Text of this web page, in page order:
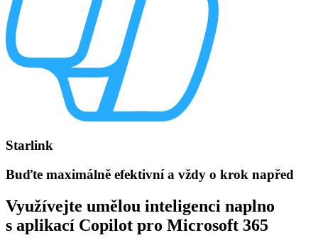
Starlink
Buďte maximálně efektivní a vždy o krok napřed
Využívejte umělou inteligenci naplno
s aplikací Copilot pro Microsoft 365